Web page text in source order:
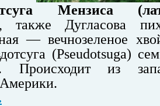
Мензиса
, также Дугласова
— вечнозеленое
(Pseudotsuga)
Происходит из